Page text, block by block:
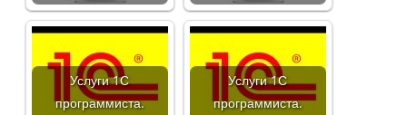
Услуги 1С
программиста.
Услуги 1С
программиста.